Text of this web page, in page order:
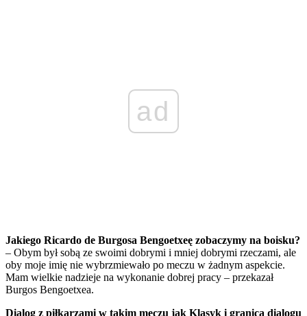
ad
Jakiego Ricardo de Burgosa Bengoetxeę zobaczymy na boisku?
– Obym był sobą ze swoimi dobrymi i mniej dobrymi rzeczami, ale
oby moje imię nie wybrzmiewało po meczu w żadnym aspekcie.
Mam wielkie nadzieje na wykonanie dobrej pracy – przekazał
Burgos Bengoetxea.
Dialog z piłkarzami w takim meczu jak Klasyk i granica dialogu